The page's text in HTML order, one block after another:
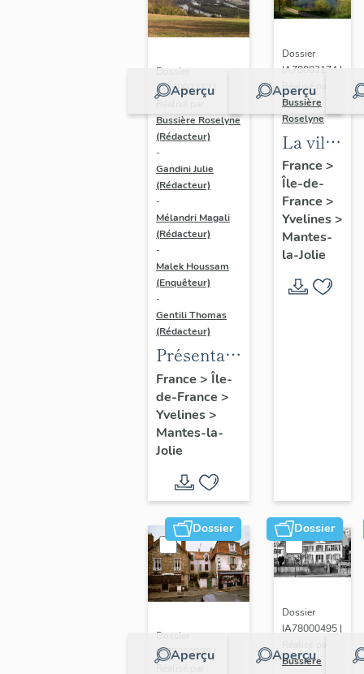
Aperçu
Dossier
IA78002272 |
Bussière Roselyne
(Rédacteur)
-
Gandini Julie
(Rédacteur)
-
Mélandri Magali
(Rédacteur)
-
Malek Houssam
(Enquêteur)
-
Gentili Thomas
(Rédacteur)
Présentation
de l'étude
France > Île-
de-France >
Yvelines>
Mantes-la-
Jolie
Aperçu
Dossier
IA78002174 |
Réalisé par
Bussière
Roselyne
La ville
de
Mantes-
la-Jolie
France >
Île-de-
France >
Yvelines>
Mantes-
la-Jolie
Dossier
Aperçu
Dossier
IA78000985 |
Dossier
Aperçu
Dossier
IA78000495 |
Bussière